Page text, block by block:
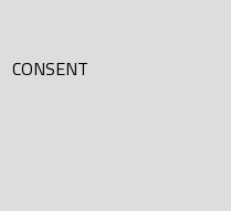
CONSENT